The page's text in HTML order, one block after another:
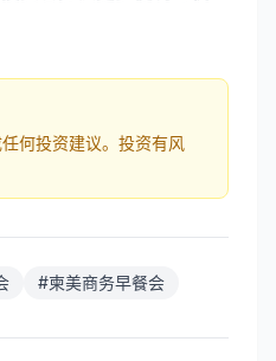
何投资建议。投资有风
#柬美商务早餐会